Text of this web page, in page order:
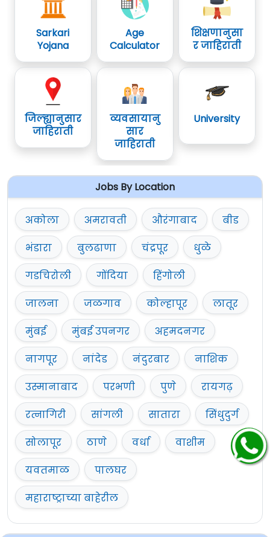
Sarkari
Yojana
Age
Calculator
शिक्षणानुसा
र जाहिराती
जिल्ह्यानुसार
जाहिराती
व्यवसायानु
सार
जाहिराती
University
Jobs By Location
अकोला अमरावती औरंगाबाद
बीड
भंडारा
बुलढाणा चंद्रपूर
धुळे
गडचिरोली
गोंदिया
हिंगोली
जालना
जळगाव कोल्हापूर
लातूर
मुंबई
मुंबई उपनगर
अहमदनगर
नागपूर
नांदेड नंदुरबार
नाशिक
उस्मानाबाद
परभणी पुणे
रायगढ़
रत्नागिरी
सांगली सातारा
सिंधुदुर्ग
सोलापूर
ठाणे वर्धा
वाशीम
यवतमाळ
पालघर
महाराष्ट्राच्या बाहेरील